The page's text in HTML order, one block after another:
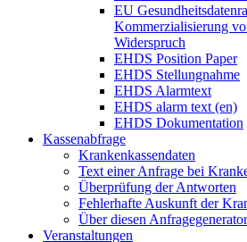
EU
Kommerzialisierung
Widerspruch
EHDS Position Paper
EHDS Stellungnahme
EHDS Alarmtext
EHDS alarm text (en)
EHDS Dokumentation
Kassenabfrage
Krankenkassendaten
Text einer Anfrage bei
Überprüfung der Antworten
Fehlerhafte Auskunft der
Über diesen Anfragegenerator
Veranstaltungen